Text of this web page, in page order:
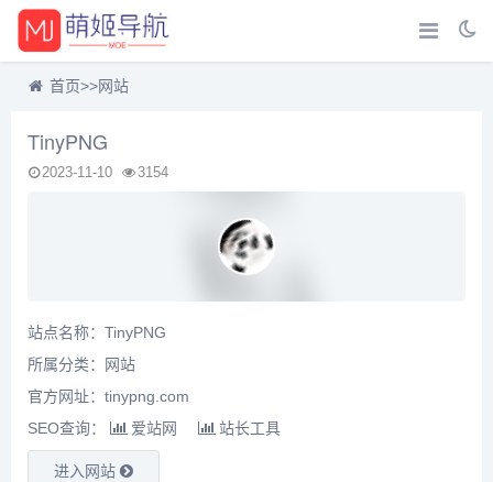
首页>>网站
TinyPNG
2023-11-10 3154
站点名称：TinyPNG
所属分类：
网站
官方网址：tinypng.com
SEO查询：
爱站网 站长工具
进入网站